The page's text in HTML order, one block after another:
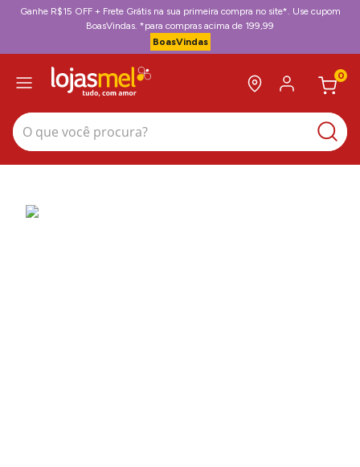
Ganhe R$15 OFF + Frete Grátis na sua primeira compra no site*. Use cupom
BoasVindas. *para compras acima de 199,99
BoasVindas
0
O que você procura?